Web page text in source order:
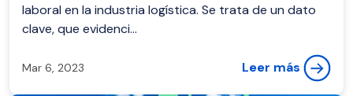
laboral en la industria logística. Se trata de un dato
clave, que evidenci...
Mar 6, 2023 Leer más